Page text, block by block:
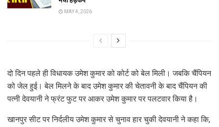
MAY 4, 2026
दो दिन पहले ही विधायक उमेश कुमार को कोर्ट को बेल मिली। जबकि चैंपियन
को जेल हुई। बेल मिलने के बाद उमेश कुमार की चेतावनी के बाद चैंपियन की
पत्नी देवयानी ने फ्रंट फुट पर आकर उमेश कुमार पर पलटवार किया है।
खानपुर सीट पर निर्दलीय उमेश कुमार से चुनाव हार चुकी देवयानी ने कहा कि,